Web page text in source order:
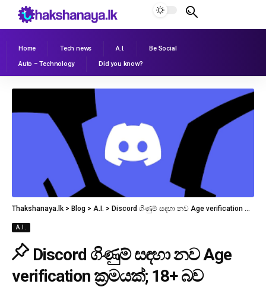
Home Tech news A.I.
Be Social
Auto – Technology
Did you know?
Thakshanaya.lk > Blog > A.I. > Discord ගිණුම් සඳහා නව Age verification ක්‍රමයක්; 18+ බව තහවුරු නොකරන අයට age-restricted servers වලට පිවිසීම සීමා කෙරේ
A.I.
Discord ගිණුම් සඳහා නව Age
verification ක්‍රමයක්; 18+ බව